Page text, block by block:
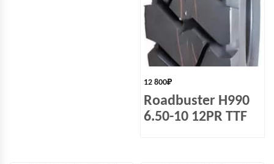
12 800₽
Roadbuster H990
6.50-10 12PR TTF